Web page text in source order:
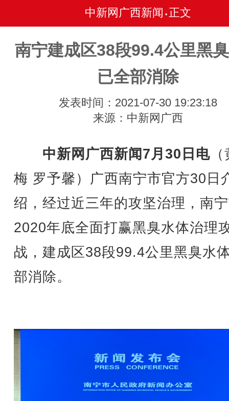
中新网广西新闻 • 正文
南宁建成区38段99.4公里黑
已全部消除
发表时间：2021-07-30 19:23:18
来源：中新网广西
中新网广西新闻7月30日电
梅 罗予馨）广西南宁市官方30日
绍，经过近三年的攻坚治理，南
2020年底全面打赢黑臭水体治理
战，建成区38段99.4公里黑臭水
部消除。